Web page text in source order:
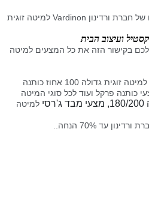
חברת ורדינון Vardinon למיטה זוגית
ועיצוב הבית
ריכזנו לכם בקישור הזה את כל המצעים למיטה
גדולה 100 אחוז כותנה
כותנה פרקל ועוד לכל סוגי המיטה
למיטה
ורדינון עד 70% הנחה